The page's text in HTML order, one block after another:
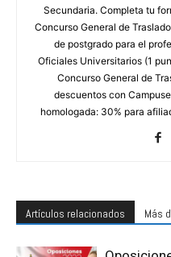
Secundaria. Completa tu
Concurso General de
de postgrado para el
Oficiales Universitarios (1
Concurso General de
descuentos con
homologada: 30% para
Artículos relacionados Más